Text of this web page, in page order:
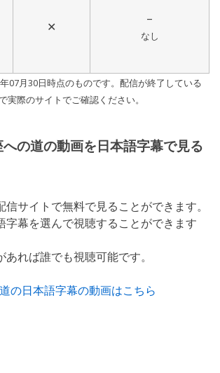
✕
–
なし
07月30日時点のものです。配信が終了している
実際のサイトでご確認ください。
の道の動画を日本語字幕で見る
サイトで無料で見ることができます。
字幕を選んで視聴することができます
れば誰でも視聴可能です。
の日本語字幕の動画はこちら